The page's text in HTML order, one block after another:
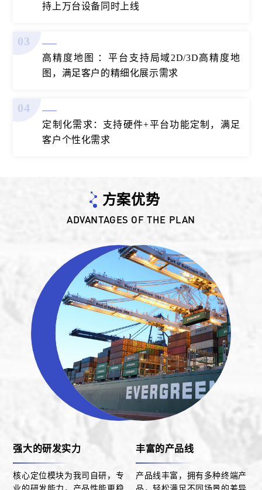
持上万台设备同时上线
03
高精度地图 ：平台支持局域2D/3D高精度地
图，满足客户的精细化展示需求
04
定制化需求：支持硬件+平台功能定制，满足
客户个性化需求
方案优势
ADVANTAGES OF THE PLAN
强大的研发实力
核心定位模块为我司自研，专
丰富的产品线
产品线丰富，拥有多种终端产